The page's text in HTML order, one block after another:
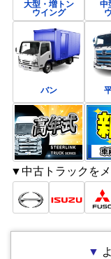
大型・増トン
ウイング
中
バン
▼中古トラックを
▼